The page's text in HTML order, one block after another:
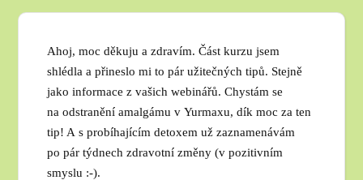
Ahoj, moc děkuju a zdravím. Část kurzu jsem
shlédla a přineslo mi to pár užitečných tipů. Stejně
jako informace z vašich webinářů. Chystám se
na odstranění amalgámu v Yurmaxu, dík moc za ten
tip! A s probíhajícím detoxem už zaznamenávám
po pár týdnech zdravotní změny (v pozitivním
smyslu :-).